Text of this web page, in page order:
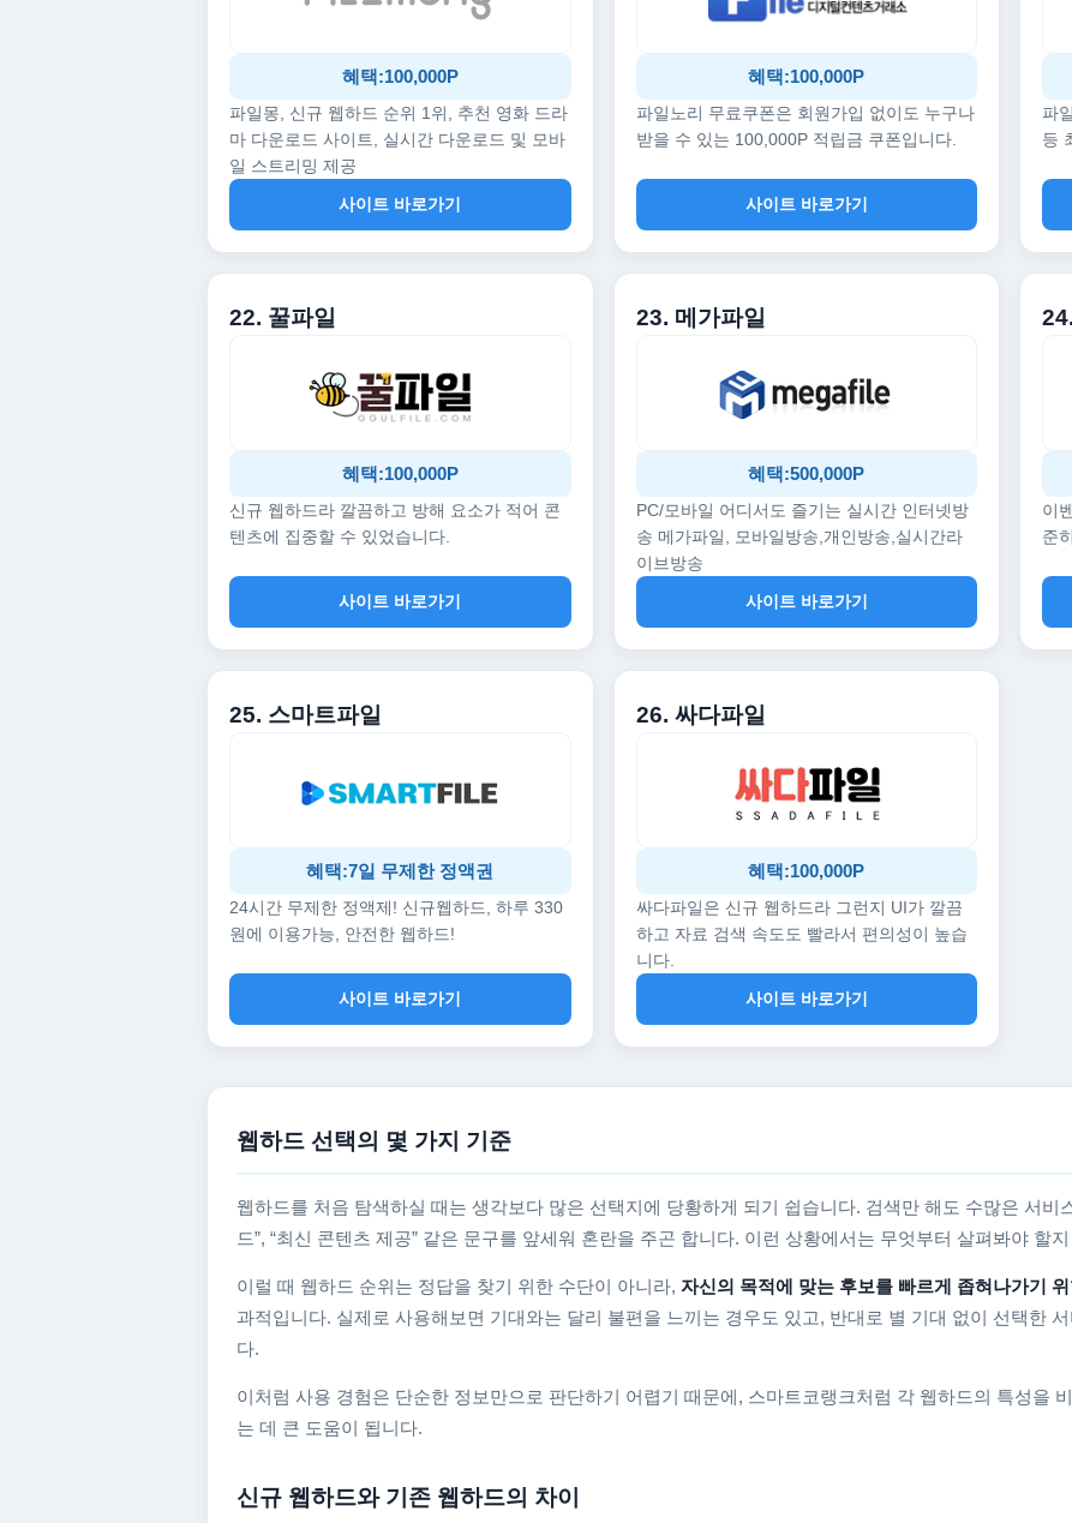
혜택:100,000P
파일몽, 신규 웹하드 순위 1위, 추천 영화 드라
마 다운로드 사이트, 실시간 다운로드 및 모바
일 스트리밍 제공
사이트 바로가기
혜택:100,000P
파일노리 무료쿠폰은 회원가입 없이도 누구나
받을 수 있는 100,000P 적립금 쿠폰입니다.
사이트 바로가기
파
등
22. 꿀파일
혜택:100,000P
신규 웹하드라 깔끔하고 방해 요소가 적어 콘
텐츠에 집중할 수 있었습니다.
사이트 바로가기
23. 메가파일
혜택:500,000P
PC/모바일 어디서도 즐기는 실시간 인터넷방
송 메가파일, 모바일방송,개인방송,실시간라
이브방송
사이트 바로가기
이
준
25. 스마트파일
혜택:7일 무제한 정액권
24시간 무제한 정액제! 신규웹하드, 하루 330
원에 이용가능, 안전한 웹하드!
사이트 바로가기
26. 싸다파일
혜택:100,000P
싸다파일은 신규 웹하드라 그런지 UI가 깔끔
하고 자료 검색 속도도 빨라서 편의성이 높습
니다.
사이트 바로가기
웹하드 선택의 몇 가지 기준
웹하드를 처음 탐색하실 때는 생각보다 많은 선택지에 당황하게 되기 쉽습니다. 검색만 해도 수많은 서비
드”, “최신 콘텐츠 제공” 같은 문구를 앞세워 혼란을 주곤 합니다. 이런 상황에서는 무엇부터 살펴봐야 할
이럴 때 웹하드 순위는 정답을 찾기 위한 수단이 아니라, 자신의 목적에 맞는 후보를 빠르게 좁혀나가기
과적입니다. 실제로 사용해보면 기대와는 달리 불편을 느끼는 경우도 있고, 반대로 별 기대 없이 선택한
다.
이처럼 사용 경험은 단순한 정보만으로 판단하기 어렵기 때문에, 스마트코랭크처럼 각 웹하드의 특성을
는 데 큰 도움이 됩니다.
신규 웹하드와 기존 웹하드의 차이